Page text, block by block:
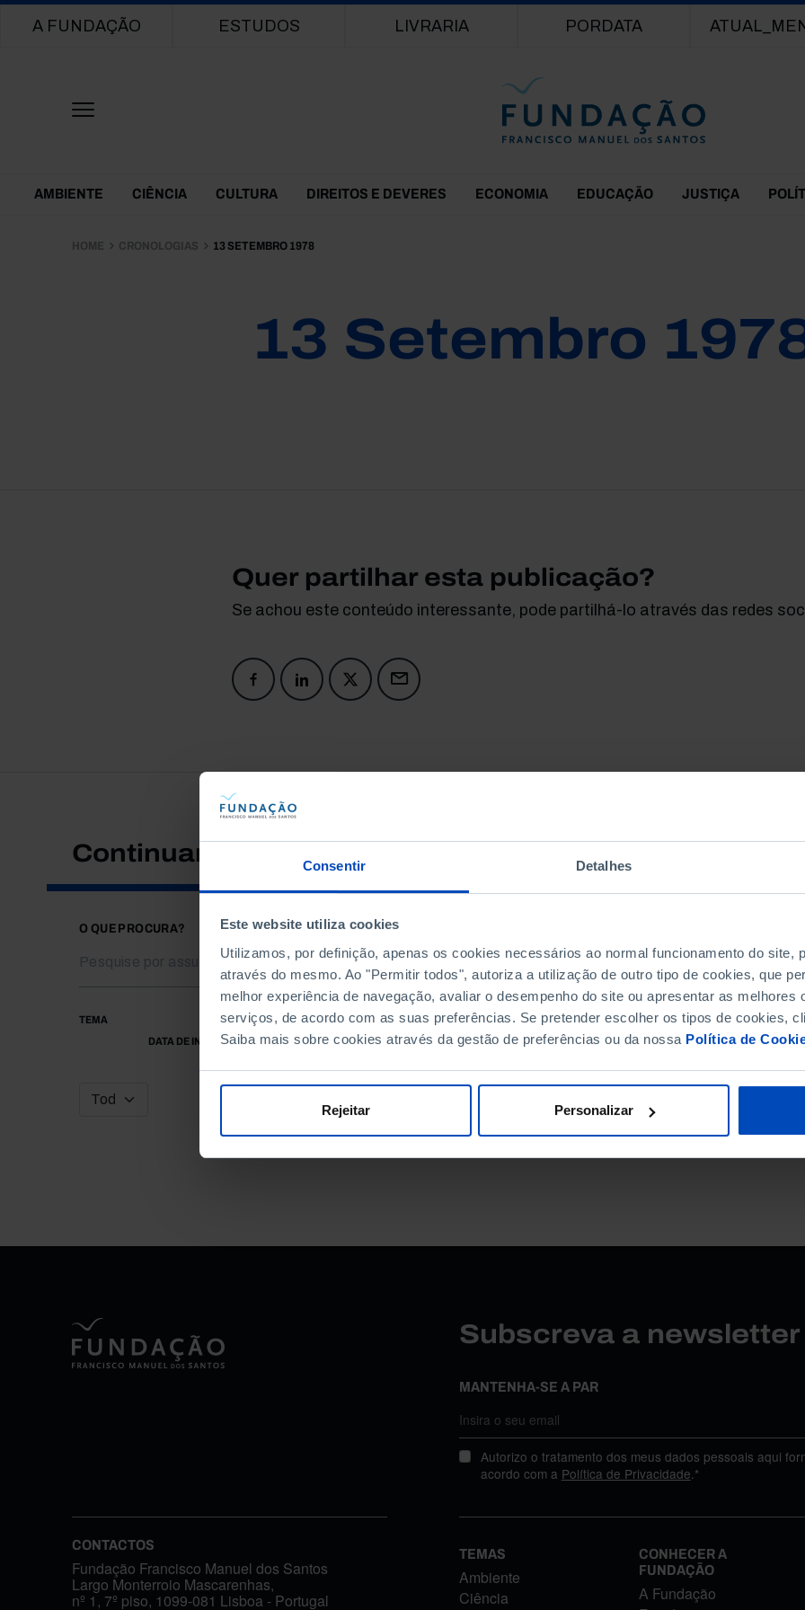
Consentir Detalhes
Este website utiliza cookies
Utilizamos, por definição, apenas os cookies necessários ao normal funcionamento do site,
através do mesmo. Ao "Permitir todos", autoriza a utilização de outro tipo de cookies, que
melhor experiência de navegação, avaliar o desempenho do site ou apresentar as melhores
serviços, de acordo com as suas preferências. Se pretender escolher os tipos de cookies,
Saiba mais sobre cookies através da gestão de preferências ou da nossa Política de
Rejeitar Personalizar
Main navigation
A FUNDAÇÃO ESTUDOS LIVRARIA PORDATA
Themes Menu
AMBIENTE CIÊNCIA CULTURA DIREITOS E DEVERES ECONOMIA EDUCAÇÃO JUSTIÇA
HOME CRONOLOGIAS 13 SETEMBRO 1978
13 Setembro
Quer partilhar esta publicação?
Se achou este conteúdo interessante, pode partilhá-lo através das redes
Continuar a pesquisar
O QUE PROCURA?
TEMA
DATA DE INÍCIO
DATA DE FIM
Subscreva a
MANTENHA-SE A PAR
Autorizo o tratamento dos meus dados pessoais aqui
acordo com a Política de Privacidade.*
CONTACTOS
Fundação Francisco Manuel dos Santos
Largo Monterroio Mascarenhas,
nº 1, 7º piso, 1099-081 Lisboa - Portugal
TEMAS
Ambiente
Ciência
CONHECER A
FUNDAÇÃO
A Fundação